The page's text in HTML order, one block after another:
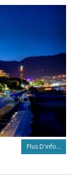
Plus D'info...